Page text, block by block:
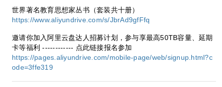
世界著名教育思想家丛书（套装共十册）
https://www.aliyundrive.com/s/JbrAd9gfFfq
邀请你加入阿里云盘达人招募计划，参与享最高50TB容量、延期
卡等福利 ------------ 点此链接报名参加
https://pages.aliyundrive.com/mobile-page/web/signup.html?c
ode=3ffe319